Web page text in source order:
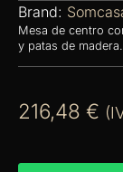
Brand:
Mesa de centro
y patas de madera.
216,48 €